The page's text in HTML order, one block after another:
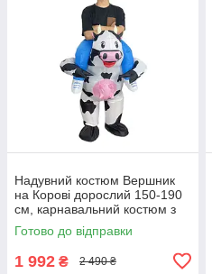
Надувний костюм Вершник
на Корові дорослий 150-190
см, карнавальний костюм з
компресором, смішний
костюм для вечірок та
Готово до відправки
1 992 ₴ 2 490 ₴